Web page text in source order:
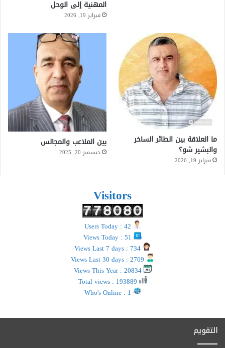
المهنية إلى الوحل
فبراير 19, 2026
ما العلاقة بين الطائر الساخر
والبشير شو؟
فبراير 19, 2026
بين الملاعب والمجالس
ديسمبر 20, 2025
Visitors
Views This Year : 20834
التقويم